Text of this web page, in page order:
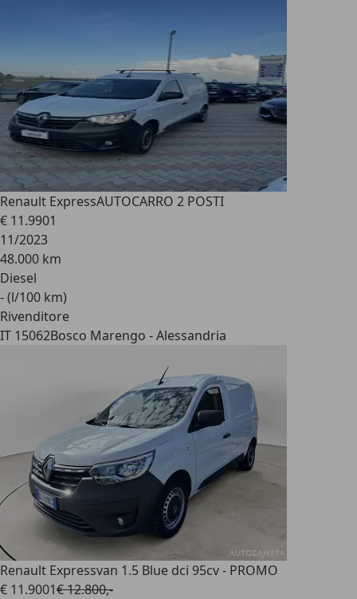
Renault ExpressAUTOCARRO 2 POSTI
€ 11.9901
11/2023
48.000 km
Diesel
- (l/100 km)
Rivenditore
IT 15062Bosco Marengo - Alessandria
Renault Expressvan 1.5 Blue dci 95cv - PROMO
€ 11.9001€ 12.800,-